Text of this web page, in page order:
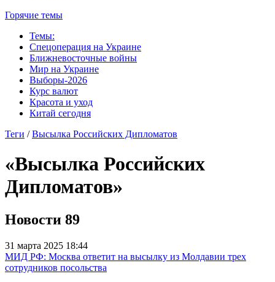
Горячие темы
Темы:
Спецоперация на Украине
Ближневосточные войны
Мир на Украине
Выборы-2026
Курс валют
Красота и уход
Китай сегодня
Теги /Высылка Российских Дипломатов
«Высылка Российских
Дипломатов»
Новости 89
31 марта 2025 18:44
МИД РФ: Москва ответит на высылку из Молдавии трех
сотрудников посольства